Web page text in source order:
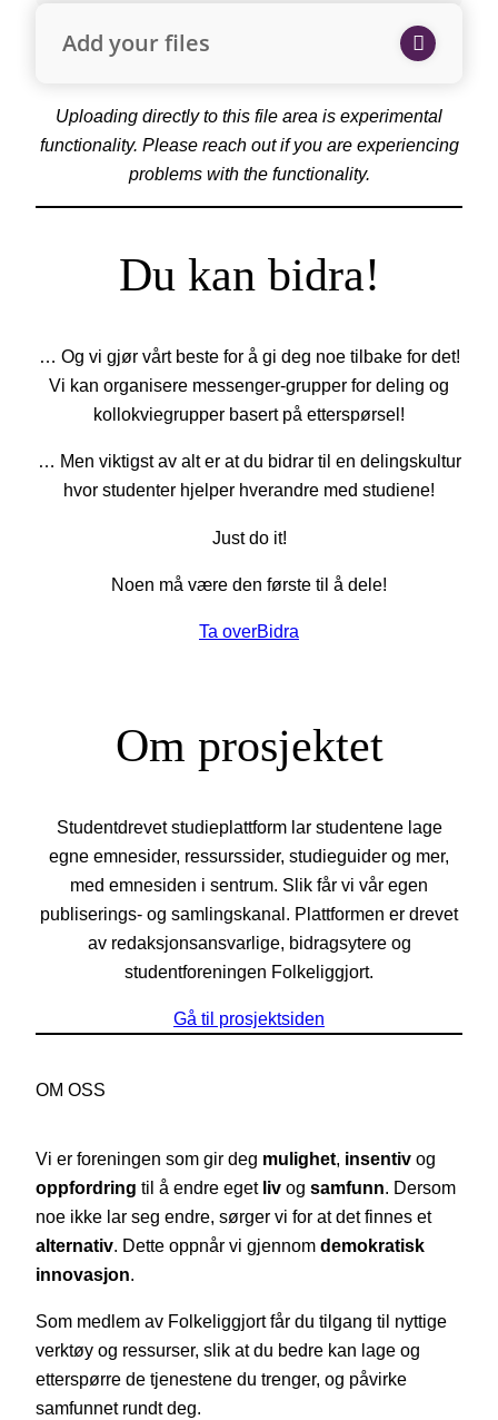
Add your files
Uploading directly to this file area is experimental
functionality. Please reach out if you are experiencing
problems with the functionality.
Du kan bidra!
… Og vi gjør vårt beste for å gi deg noe tilbake for det!
Vi kan organisere messenger-grupper for deling og
kollokviegrupper basert på etterspørsel!
… Men viktigst av alt er at du bidrar til en delingskultur
hvor studenter hjelper hverandre med studiene!
Just do it!
Noen må være den første til å dele!
Ta overBidra
Om prosjektet
Studentdrevet studieplattform lar studentene lage
egne emnesider, ressurssider, studieguider og mer,
med emnesiden i sentrum. Slik får vi vår egen
publiserings- og samlingskanal. Plattformen er drevet
av redaksjonsansvarlige, bidragsytere og
studentforeningen Folkeliggjort.
Gå til prosjektsiden
OM OSS
Vi er foreningen som gir deg mulighet, insentiv og
oppfordring til å endre eget liv og samfunn. Dersom
noe ikke lar seg endre, sørger vi for at det finnes et
alternativ. Dette oppnår vi gjennom demokratisk
innovasjon.
Som medlem av Folkeliggjort får du tilgang til nyttige
verktøy og ressurser, slik at du bedre kan lage og
etterspørre de tjenestene du trenger, og påvirke
samfunnet rundt deg.